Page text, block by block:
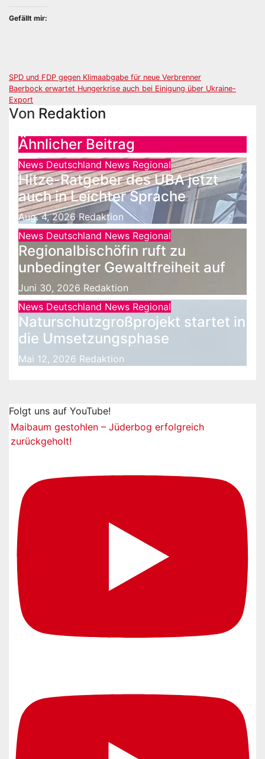
Gefällt mir:
Beitragsnavigation
SPD und FDP gegen Klimaabgabe für neue Verbrenner
Baerbock erwartet Hungerkrise auch bei Einigung über Ukraine-
Export
Von Redaktion
Ähnlicher Beitrag
News Deutschland News Regional
Hitze-Ratgeber des UBA jetzt
auch in Leichter Sprache
Aug. 4, 2026 Redaktion
News Deutschland News Regional
Regionalbischöfin ruft zu
unbedingter Gewaltfreiheit auf
Juni 30, 2026 Redaktion
News Deutschland News Regional
Naturschutzgroßprojekt startet in
die Umsetzungsphase
Mai 12, 2026 Redaktion
Folgt uns auf YouTube!
Maibaum gestohlen – Jüderbog erfolgreich
zurückgeholt!